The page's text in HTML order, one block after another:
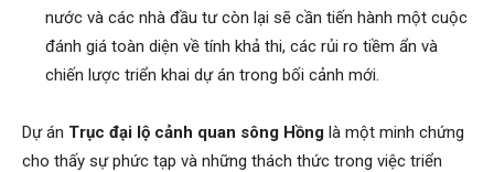
nước và các nhà đầu tư còn lại sẽ cần tiến hành một cuộc
đánh giá toàn diện về tính khả thi, các rủi ro tiềm ẩn và
chiến lược triển khai dự án trong bối cảnh mới.
Dự án Trục đại lộ cảnh quan sông Hồng là một minh chứng
cho thấy sự phức tạp và những thách thức trong việc triển